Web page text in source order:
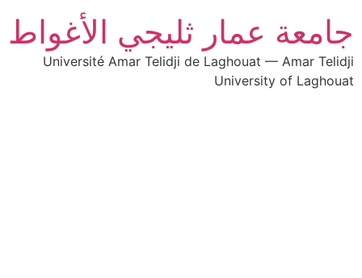
جامعة عمار ثليجي الأغواط
Université Amar Telidji de Laghouat — Amar Telidji
University of Laghouat